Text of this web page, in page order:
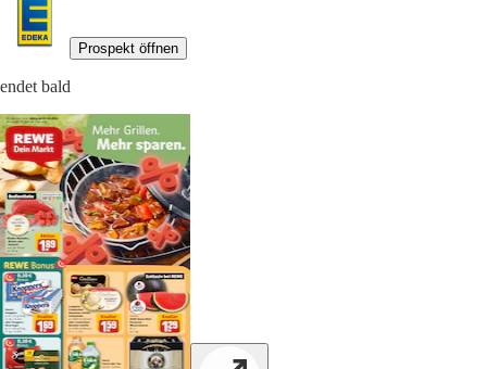
Prospekt öffnen
endet bald